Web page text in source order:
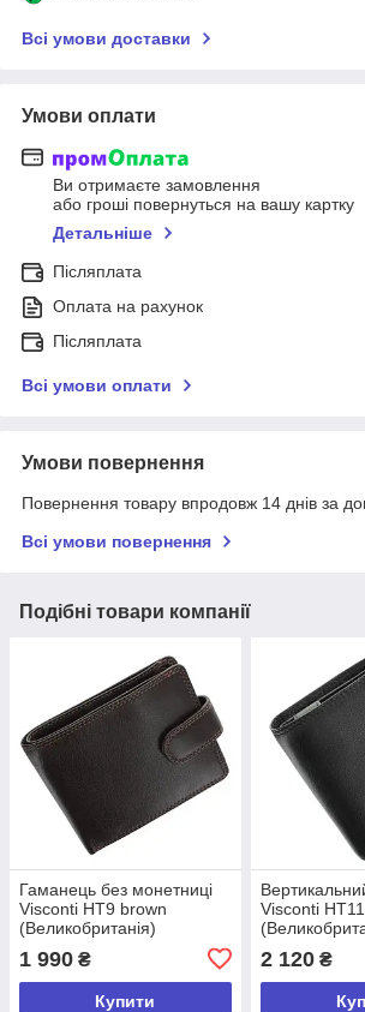
Всі умови доставки
Умови оплати
Ви отримаєте замовлення
або гроші повернуться на вашу картку
Детальніше
Післяплата
Оплата на рахунок
Післяплата
Всі умови оплати
Умови повернення
Повернення товару впродовж 14 днів за
Всі умови повернення
Подібні товари компанії
Гаманець без монетниці
Visconti HT9 brown
(Великобританія)
1 990 ₴
Купити
Visconti
2 120₴